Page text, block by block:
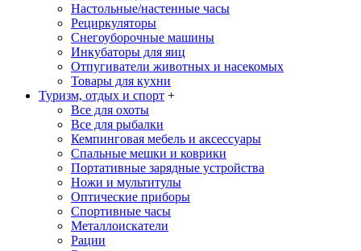
Настольные/настенные часы
Рециркуляторы
Снегоуборочные машины
Инкубаторы для яиц
Отпугиватели животных и насекомых
Товары для кухни
Туризм, отдых и спорт +
Все для охоты
Все для рыбалки
Кемпинговая мебель и аксессуары
Спальные мешки и коврики
Портативные зарядные устройства
Ножи и мультитулы
Оптические приборы
Спортивные часы
Металлоискатели
Рации